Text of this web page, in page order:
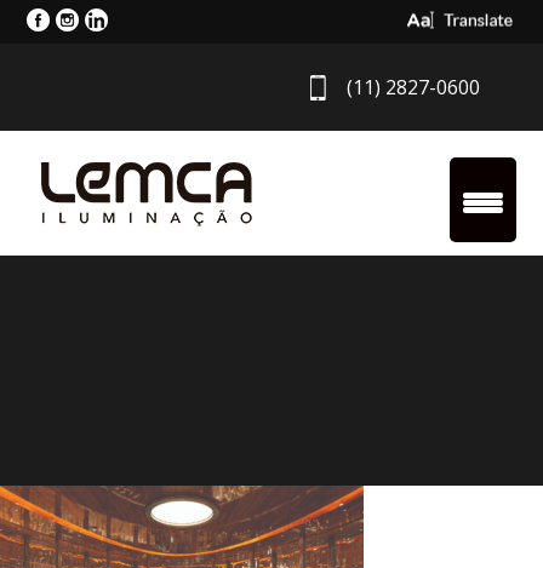
Select
(11) 2827-0600